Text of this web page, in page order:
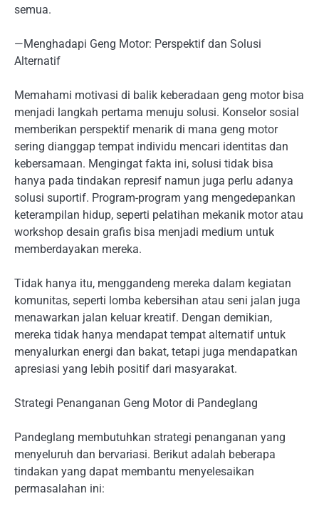
semua.
—Menghadapi Geng Motor: Perspektif dan Solusi
Alternatif
Memahami motivasi di balik keberadaan geng motor bisa
menjadi langkah pertama menuju solusi. Konselor sosial
memberikan perspektif menarik di mana geng motor
sering dianggap tempat individu mencari identitas dan
kebersamaan. Mengingat fakta ini, solusi tidak bisa
hanya pada tindakan represif namun juga perlu adanya
solusi suportif. Program-program yang mengedepankan
keterampilan hidup, seperti pelatihan mekanik motor atau
workshop desain grafis bisa menjadi medium untuk
memberdayakan mereka.
Tidak hanya itu, menggandeng mereka dalam kegiatan
komunitas, seperti lomba kebersihan atau seni jalan juga
menawarkan jalan keluar kreatif. Dengan demikian,
mereka tidak hanya mendapat tempat alternatif untuk
menyalurkan energi dan bakat, tetapi juga mendapatkan
apresiasi yang lebih positif dari masyarakat.
Strategi Penanganan Geng Motor di Pandeglang
Pandeglang membutuhkan strategi penanganan yang
menyeluruh dan bervariasi. Berikut adalah beberapa
tindakan yang dapat membantu menyelesaikan
permasalahan ini: